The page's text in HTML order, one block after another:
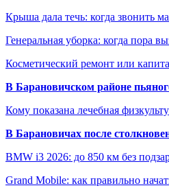
Крыша дала течь: когда звонить
Генеральная уборка: когда пора
Косметический ремонт или
В Барановичском районе
Кому показана лечебная
В Барановичах после
BMW i3 2026: до 850 км без
Grand Mobile: как правильно